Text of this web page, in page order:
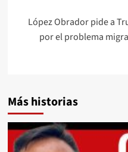
López Obrador pide a
por el problema
Más historias